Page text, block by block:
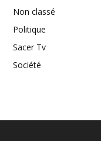
Non classé
Politique
Sacer Tv
Société